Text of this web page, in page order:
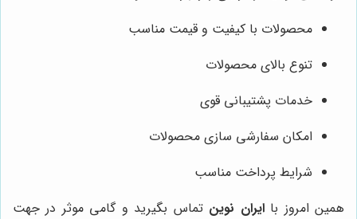
محصولات با کیفیت و قیمت مناسب
تنوع بالای محصولات
خدمات پشتیبانی قوی
امکان سفارشی سازی محصولات
شرایط پرداخت مناسب
همین امروز باایران نوین تماس بگیرید و گامی موثر در جهت